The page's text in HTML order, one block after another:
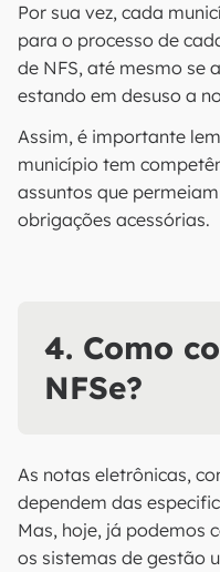
Por sua vez, cada
para o processo de
de NFS, até mesmo se
estando em desuso a
Assim, é importante
município tem
assuntos que
obrigações acessórias.
4. Como
NFSe?
As notas eletrônicas,
dependem das
Mas, hoje, já podemos
os sistemas de gestão